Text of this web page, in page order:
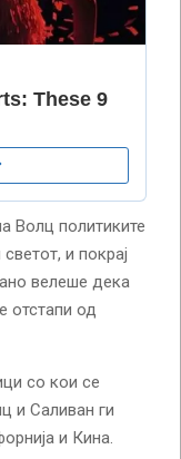
Волц политиките
и покрај
велеше дека
отстапи од
со кои се
и Саливан ги
и Кина.